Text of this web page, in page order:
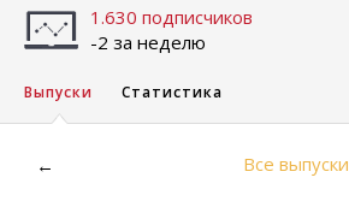
1.630 подписчиков
-2 за неделю
Выпуски Статистика
← Все выпуски